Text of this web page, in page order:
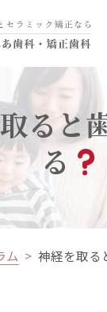
ると
る
ム 神経を取る